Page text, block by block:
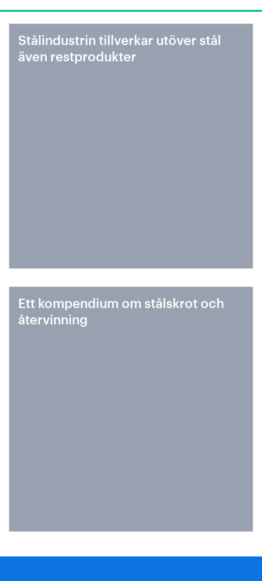
Stålindustrin tillverkar utöver stål
även restprodukter
Ett kompendium om stålskrot och
återvinning